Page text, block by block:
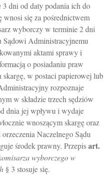
dni od daty podania ich do
się za pośrednictwem
wyborczy w terminie 2 dni
Sądowi Administracyjnemu
aktami sprawy i
o posiadaniu praw
w postaci papierowej lub
rozpoznaje
w składzie trzech sędziów
dnia jej wpływu i wydaje
wnoszącym skargę oraz
Naczelnego Sądu
środek prawny. Przepisart.
wyborczego w
§ 3 stosuje się.